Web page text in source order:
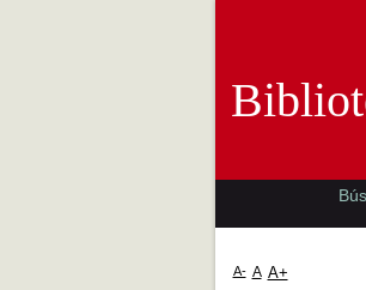
A- A A+